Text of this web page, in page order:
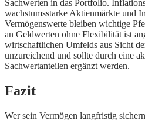
Sachwerten in das Portfolio.
wachstumsstarke Aktienmärkte und
Vermögenswerte bleiben wichtige
an Geldwerten ohne Flexibilität ist
wirtschaftlichen Umfelds aus Sicht
unzureichend und sollte durch eine
Sachwertanteilen ergänzt werden.
Fazit
Wer sein Vermögen langfristig